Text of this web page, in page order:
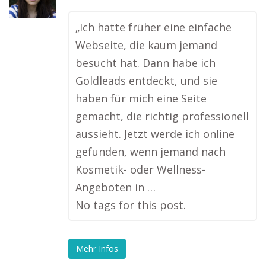
„Ich hatte früher eine einfache
Webseite, die kaum jemand
besucht hat. Dann habe ich
Goldleads entdeckt, und sie
haben für mich eine Seite
gemacht, die richtig professionell
aussieht. Jetzt werde ich online
gefunden, wenn jemand nach
Kosmetik- oder Wellness-
Angeboten in …
No tags for this post.
Mehr Infos